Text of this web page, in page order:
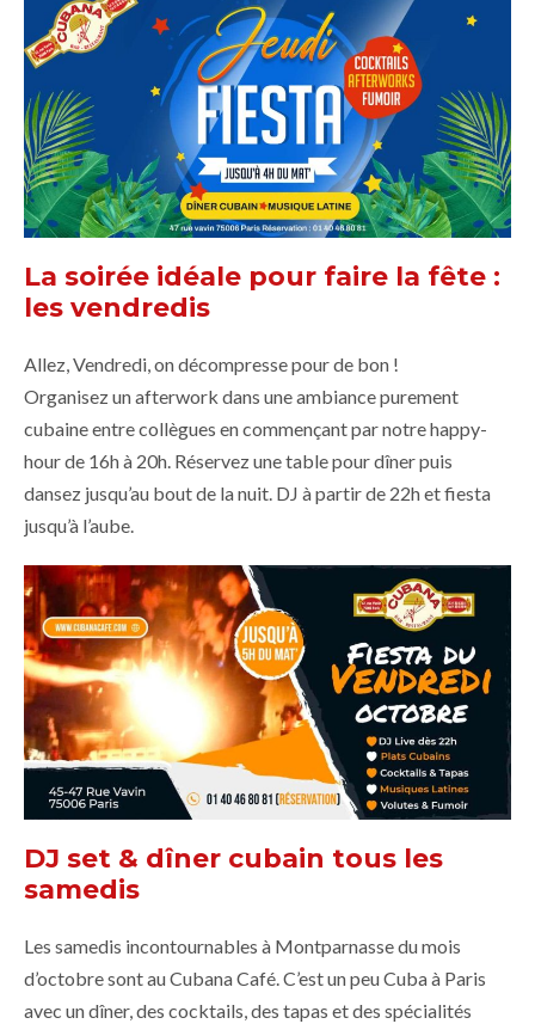
La soirée idéale pour faire la fête :
les vendredis
Allez, Vendredi, on décompresse pour de bon !
Organisez un afterwork dans une ambiance purement
cubaine entre collègues en commençant par notre happy-
hour de 16h à 20h. Réservez une table pour dîner puis
dansez jusqu’au bout de la nuit. DJ à partir de 22h et fiesta
jusqu’à l’aube.
DJ set & dîner cubain tous les
samedis
Les samedis incontournables à Montparnasse du mois
d’octobre sont au Cubana Café. C’est un peu Cuba à Paris
avec un dîner, des cocktails, des tapas et des spécialités